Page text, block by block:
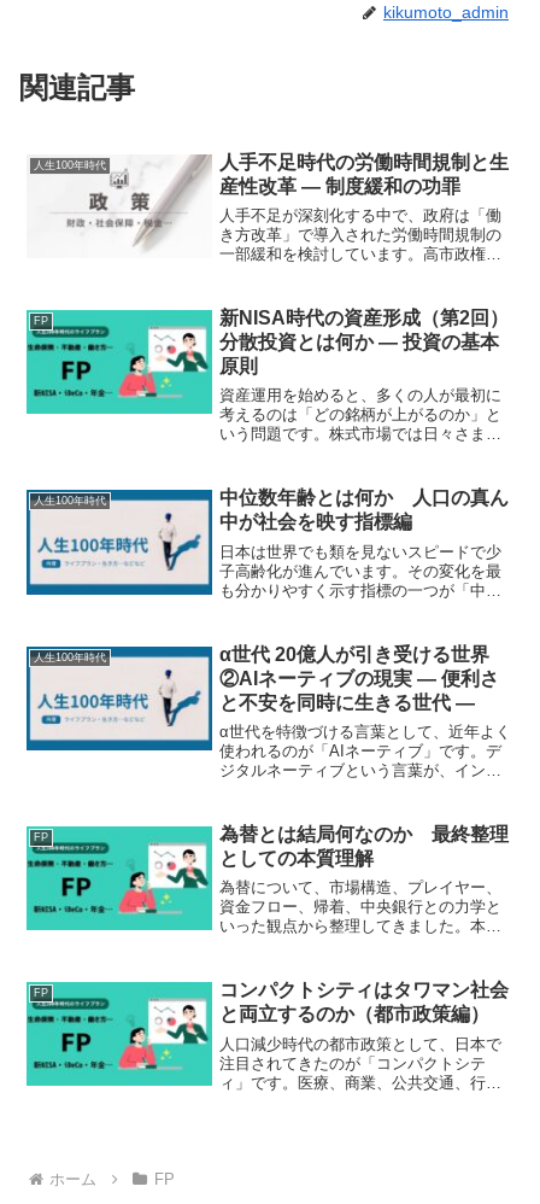
kikumoto_admin
関連記事
人生100年時代
人手不足時代の労働時間規制と生
産性改革 ― 制度緩和の功罪
人手不足が深刻化する中で、政府は「働
き方改革」で導入された労働時間規制の
一部緩和を検討しています。高市政権
います。しかし、単純な残業上限の引き
上げや休日規制の緩和だけでは...
FP
新NISA時代の資産形成（第2回）
分散投資とは何か ― 投資の基本
原則
資産運用を始めると、多くの人が最初に
考えるのは「どの銘柄が上がるのか」と
いう問題です。株式市場では日々さまざ
形成において最も重要なのは、個別銘柄
の選択ではありません。重...
人生100年時代
中位数年齢とは何か 人口の真ん
中が社会を映す指標編
日本は世界でも類を見ないスピードで少
子高齢化が進んでいます。その変化を最
も分かりやすく示す指標の一つが「中位
のの、中位数年齢は人口構造の変化をよ
り正確に把握できる指標と...
人生100年時代
α世代 20億人が引き受ける世界
②AIネーティブの現実 ― 便利さ
と不安を同時に生きる世代 ―
α世代を特徴づける言葉として、近年よく
使われるのが「AIネーティブ」です。デ
ジタルネーティブという言葉が、インタ
はさらに一段階進んだ存在だといえま
す。生まれたときから...
FP
為替とは結局何なのか 最終整理
としての本質理解
為替について、市場構造、プレイヤー、
資金フロー、帰着、中央銀行との力学と
いった観点から整理してきました。本稿
す。個々の論点を統合し、為替の本質を
一つの視点として提示します...
FP
コンパクトシティはタワマン社会
と両立するのか（都市政策編）
人口減少時代の都市政策として、日本で
注目されてきたのが「コンパクトシテ
ィ」です。医療、商業、公共交通、行政
ホーム
FP